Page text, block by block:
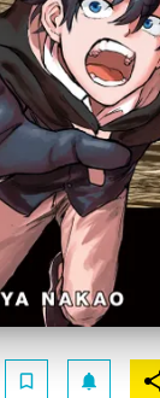
bookmark_border notifications